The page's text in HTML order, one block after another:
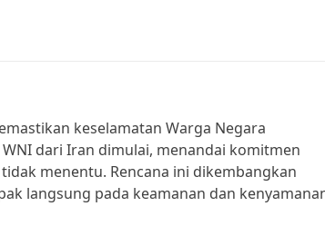
keselamatan Warga Negara
dari Iran dimulai, menandai komitmen
menentu. Rencana ini dikembangkan
langsung pada keamanan dan